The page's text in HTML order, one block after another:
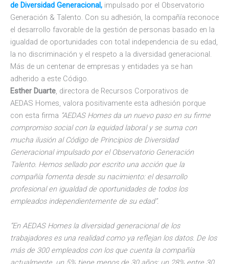
de Diversidad Generacional, impulsado por el Observatorio
Generación & Talento. Con su adhesión, la compañía reconoce
el desarrollo favorable de la gestión de personas basado en la
igualdad de oportunidades con total independencia de su edad,
la no discriminación y el respeto a la diversidad generacional.
Más de un centenar de empresas y entidades ya se han
adherido a este Código.
Esther Duarte, directora de Recursos Corporativos de
AEDAS Homes, valora positivamente esta adhesión porque
con esta firma “AEDAS Homes da un nuevo paso en su firme
compromiso social con la equidad laboral y se suma con
mucha ilusión al Código de Principios de Diversidad
Generacional impulsado por el Observatorio Generación
Talento. Hemos sellado por escrito una acción que la
compañía fomenta desde su nacimiento: el desarrollo
profesional en igualdad de oportunidades de todos los
empleados independientemente de su edad”.
“En AEDAS Homes la diversidad generacional de los
trabajadores es una realidad como ya reflejan los datos. De los
más de 300 empleados con los que cuenta la compañía